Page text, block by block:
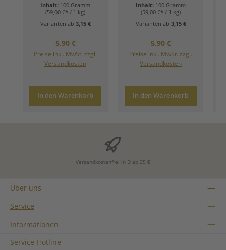
Inhalt: 100 Gramm
(59,00 €* / 1 kg)
Varianten ab 3,15 €
Regulärer Preis:
5,90 €
Preise inkl. MwSt. zzgl.
Versandkosten
In den Warenkorb
Inhalt: 100 Gramm
(59,00 €* / 1 kg)
Varianten ab 3,15 €
Regulärer Preis:
5,90 €
Preise inkl. MwSt. zzgl.
Versandkosten
In den Warenkorb
Versandkostenfrei in D ab 35 €
Über uns
Service
Informationen
Service-Hotline